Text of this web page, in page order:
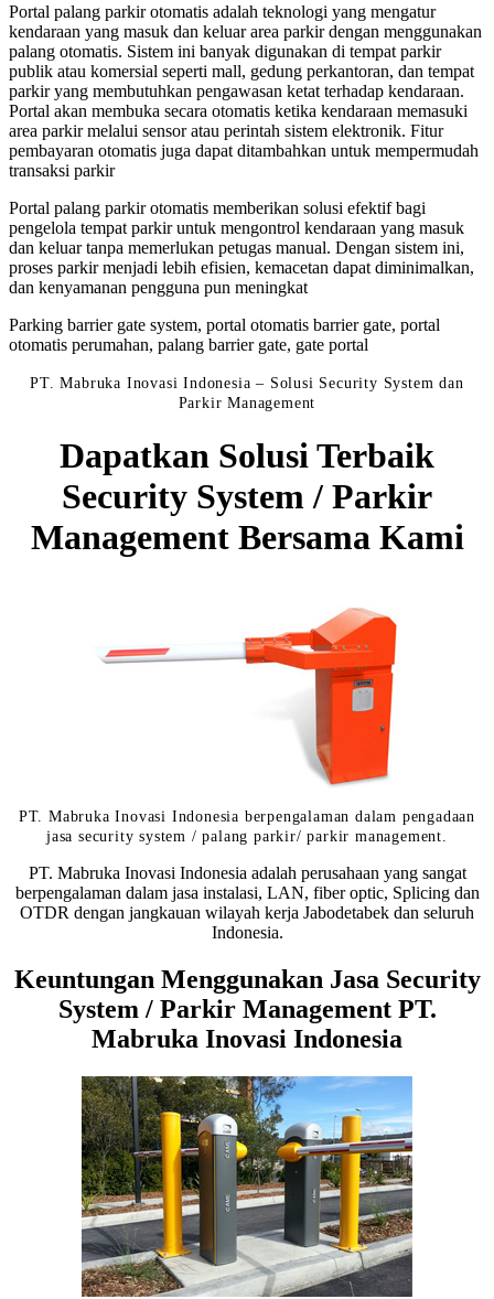
Portal palang parkir otomatis adalah teknologi yang mengatur
kendaraan yang masuk dan keluar area parkir dengan menggunakan
palang otomatis. Sistem ini banyak digunakan di tempat parkir
publik atau komersial seperti mall, gedung perkantoran, dan tempat
parkir yang membutuhkan pengawasan ketat terhadap kendaraan.
Portal akan membuka secara otomatis ketika kendaraan memasuki
area parkir melalui sensor atau perintah sistem elektronik. Fitur
pembayaran otomatis juga dapat ditambahkan untuk mempermudah
transaksi parkir
Portal palang parkir otomatis memberikan solusi efektif bagi
pengelola tempat parkir untuk mengontrol kendaraan yang masuk
dan keluar tanpa memerlukan petugas manual. Dengan sistem ini,
proses parkir menjadi lebih efisien, kemacetan dapat diminimalkan,
dan kenyamanan pengguna pun meningkat
Parking barrier gate system, portal otomatis barrier gate, portal
otomatis perumahan, palang barrier gate, gate portal
PT. Mabruka Inovasi Indonesia – Solusi Security System dan
Parkir Management
Dapatkan Solusi Terbaik
Security System / Parkir
Management Bersama Kami
PT. Mabruka Inovasi Indonesia berpengalaman dalam pengadaan
jasa security system / palang parkir/ parkir management.
PT. Mabruka Inovasi Indonesia adalah perusahaan yang sangat
berpengalaman dalam jasa instalasi, LAN, fiber optic, Splicing dan
OTDR dengan jangkauan wilayah kerja Jabodetabek dan seluruh
Indonesia.
Keuntungan Menggunakan Jasa Security
System / Parkir Management PT.
Mabruka Inovasi Indonesia